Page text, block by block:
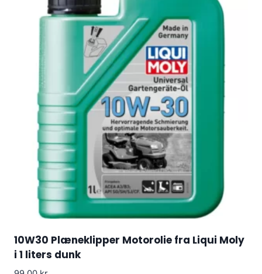
10W30 Plæneklipper Motorolie fra Liqui Moly
i 1 liters dunk